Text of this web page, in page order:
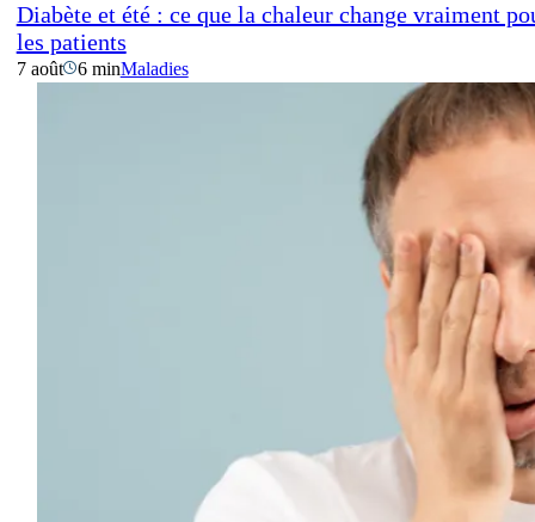
Diabète et été : ce que la chaleur change vraiment
les patients
7 août 6 minMaladies